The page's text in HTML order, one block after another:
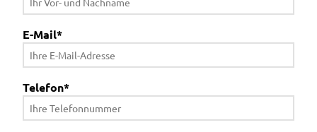
E-Mail*
Telefon*